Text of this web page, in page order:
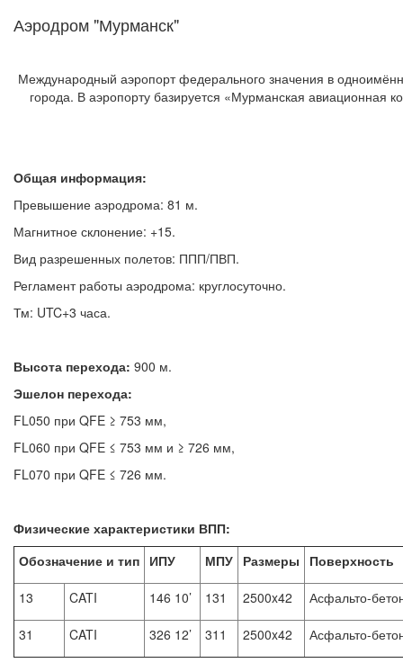
Аэродром "Мурманск"
Международный аэропорт федерального значения в
города. В аэропорту базируется «Мурманская авиационная
Общая информация:
Превышение аэродрома: 81 м.
Магнитное склонение: +15.
Вид разрешенных полетов: ППП/ПВП.
Регламент работы аэродрома: круглосуточно.
Тм: UTC+3 часа.
Высота перехода: 900 м.
Эшелон перехода:
FL050 при QFE ≥ 753 мм,
FL060 при QFE ≤ 753 мм и ≥ 726 мм,
FL070 при QFE ≤ 726 мм.
Физические характеристики ВПП:
Обозначение и тип ИПУ МПУ Размеры Поверхность
13 CATI 146 10’ 131 2500x42 Асфальто-
31 CATI 326 12’ 311 2500x42 Асфальто-